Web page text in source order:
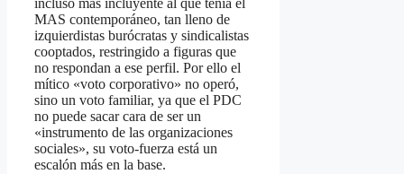
incluso más incluyente al que tenía el
MAS contemporáneo, tan lleno de
izquierdistas burócratas y sindicalistas
cooptados, restringido a figuras que
no respondan a ese perfil. Por ello el
mítico «voto corporativo» no operó,
sino un voto familiar, ya que el PDC
no puede sacar cara de ser un
«instrumento de las organizaciones
sociales», su voto-fuerza está un
escalón más en la base.